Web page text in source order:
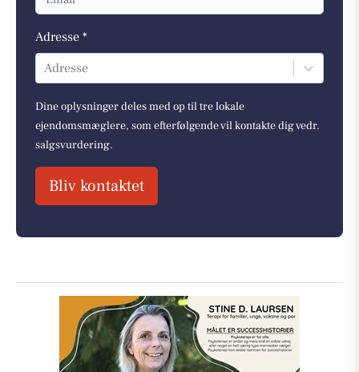
Adresse *
Adresse
Dine oplysninger deles med op til tre lokale
ejendomsmæglere, som efterfølgende vil kontakte dig vedr.
salgsvurdering.
Bliv kontaktet